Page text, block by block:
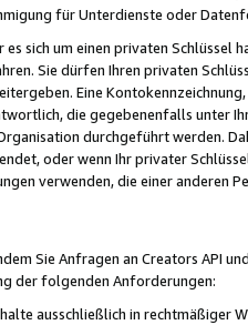
für Unterdienste oder
es sich um einen privaten
Sie dürfen Ihren privaten
Eine
die gegebenenfalls unter
durchgeführt werden.
oder wenn Ihr privater
verwenden, die einer anderen
Sie Anfragen an Creators API
der folgenden Anforderungen:
ausschließlich in rechtmäßiger